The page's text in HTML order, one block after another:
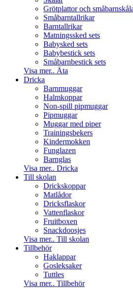
Grötplattor och
Småbarntallrikar
Barntallrikar
Matningssked sets
Babysked sets
Babybestick sets
Småbarnbestick sets
Visa mer.. Äta
Dricka
Barnmuggar
Halmkoppar
Non-spill pipmuggar
Pipmuggar
Muggar med piper
Trainingsbekers
Kindermokken
Funglazen
Barnglas
Visa mer.. Dricka
Till skolan
Drickskoppar
Matlådor
Dricksflaskor
Vattenflaskor
Fruitboxen
Snackdoosjes
Visa mer.. Till skolan
Tillbehör
Haklappar
Gosleksaker
Tuttles
Visa mer.. Tillbehör